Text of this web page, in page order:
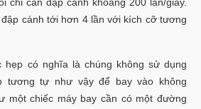
cánh tới hơn 4 lần với kích cỡ tương
hẹp có nghĩa là chúng không sử dụng
tương tự như vậy để bay vào không
một chiếc máy bay cần có một đường